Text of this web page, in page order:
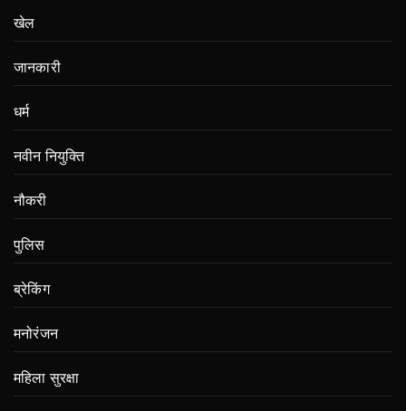
खेल
जानकारी
धर्म
नवीन नियुक्ति
नौकरी
पुलिस
ब्रेकिंग
मनोरंजन
महिला सुरक्षा